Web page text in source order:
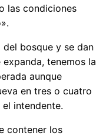
las condiciones
del bosque y se dan
tenemos la
aunque
en tres o cuatro
intendente.
contener los